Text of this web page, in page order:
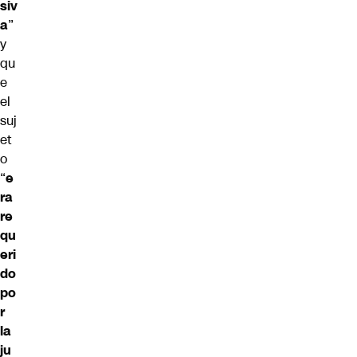
siv
a”
y
qu
e
el
suj
et
o
“e
ra
re
qu
eri
do
po
r
la
ju